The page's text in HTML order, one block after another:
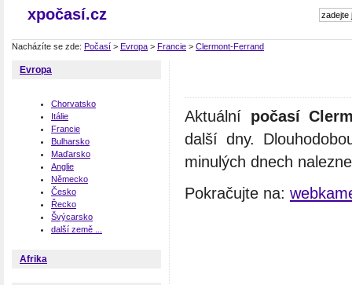
xpočasí.cz
Nacházíte se zde: Počasí > Evropa > Francie > Clermont-Ferrand
Evropa
Chorvatsko
Itálie
Francie
Bulharsko
Maďarsko
Anglie
Německo
Česko
Řecko
Švýcarsko
další země ...
Afrika
Aktuální počasí
další dny.
minulých dnech
Pokračujte na: